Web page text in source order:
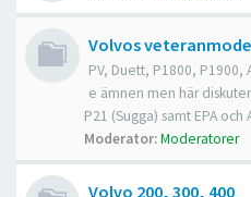
Volvos
PV, Duett, P1800,
e ämnen men här
P21 (Sugga) samt EPA och
Moderator:Moderatorer
Volvo 200, 300, 400